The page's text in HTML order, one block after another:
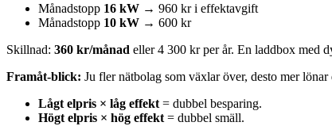
Månadstopp 16 kW → 960 kr i effektavgift
Månadstopp 10 kW → 600 kr
Skillnad: 360 kr/månad eller 4 300 kr per år. En laddbox med
Framåt-blick: Ju fler nätbolag som växlar över, desto mer
Lågt elpris × låg effekt = dubbel besparing.
Högt elpris × hög effekt = dubbel smäll.